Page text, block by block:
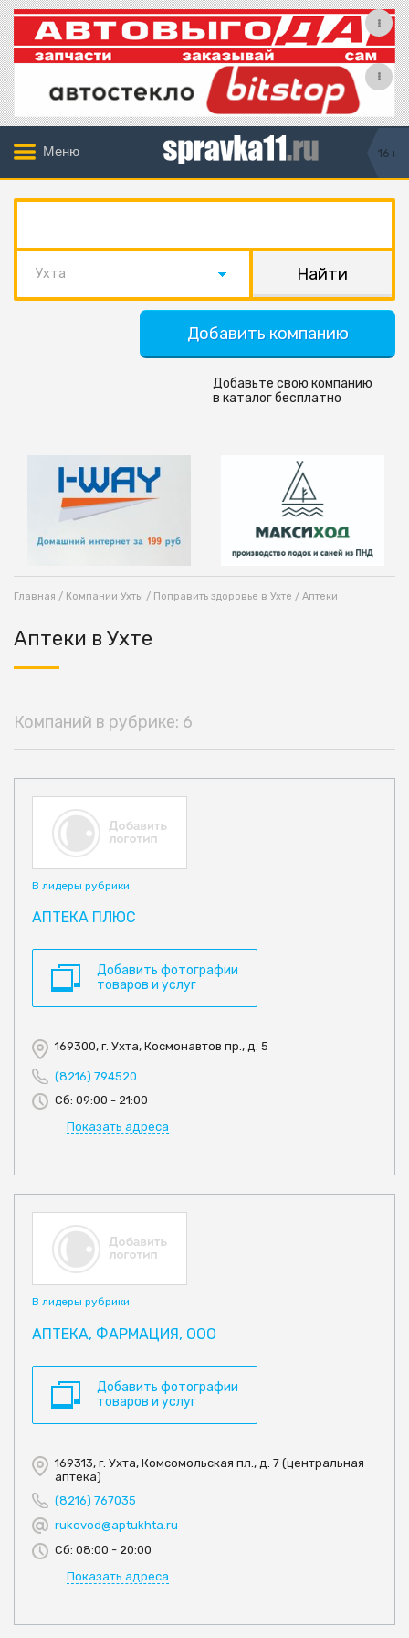
Меню 16+
Ухта
Добавить компанию
Добавьте свою компанию
в каталог бесплатно
Главная / Компании Ухты / Поправить здоровье в Ухте / Аптеки
Аптеки в Ухте
Компаний в рубрике: 6
В лидеры рубрики
АПТЕКА ПЛЮС
Добавить фотографии
товаров и услуг
169300, г. Ухта, Космонавтов пр., д. 5
(8216) 794520
Сб: 09:00 - 21:00
Показать адреса
В лидеры рубрики
АПТЕКА, ФАРМАЦИЯ, ООО
Добавить фотографии
товаров и услуг
169313, г. Ухта, Комсомольская пл., д. 7 (центральная
аптека)
(8216) 767035
rukovod@aptukhta.ru
Сб: 08:00 - 20:00
Показать адреса